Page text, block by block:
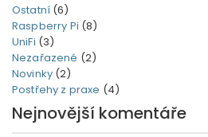
Ostatní (6)
Raspberry Pi (8)
UniFi (3)
Nezařazené (2)
Novinky (2)
Postřehy z praxe (4)
Nejnovější komentáře